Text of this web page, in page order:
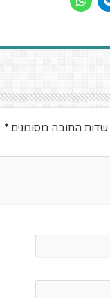
שדות החובה מסומנים*